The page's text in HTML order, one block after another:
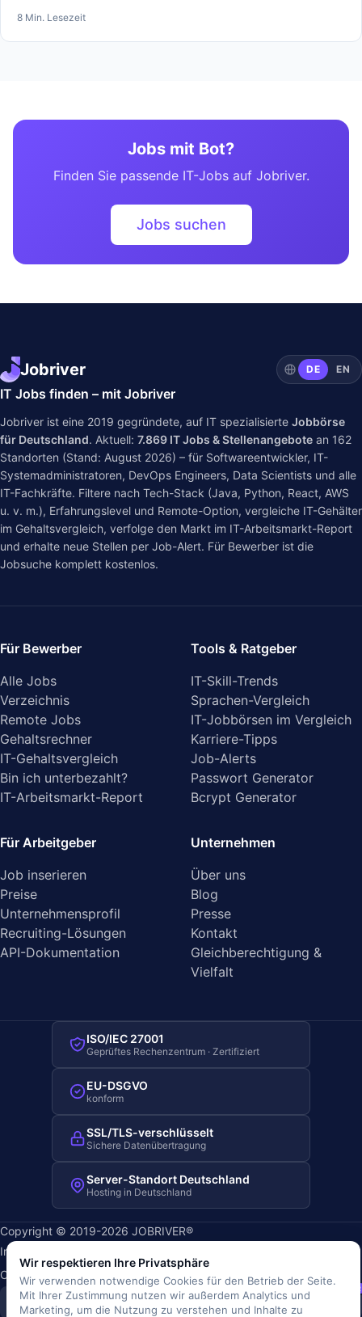
8 Min. Lesezeit
Jobs mit Bot?
Finden Sie passende IT-Jobs auf Jobriver.
Jobs suchen
Jobriver DE EN
IT Jobs finden – mit Jobriver
Jobriver ist eine 2019 gegründete, auf IT spezialisierte Jobbörse
für Deutschland. Aktuell: 7.869 IT Jobs & Stellenangebote an 162
Standorten (Stand: August 2026) – für Softwareentwickler, IT-
Systemadministratoren, DevOps Engineers, Data Scientists und alle
IT-Fachkräfte. Filtere nach Tech-Stack (Java, Python, React, AWS
u. v. m.), Erfahrungslevel und Remote-Option, vergleiche IT-Gehälter
im Gehaltsvergleich, verfolge den Markt im IT-Arbeitsmarkt-Report
und erhalte neue Stellen per Job-Alert. Für Bewerber ist die
Jobsuche komplett kostenlos.
Für Bewerber
Alle Jobs
Verzeichnis
Remote Jobs
Gehaltsrechner
IT-Gehaltsvergleich
Bin ich unterbezahlt?
IT-Arbeitsmarkt-Report
Tools & Ratgeber
IT-Skill-Trends
Sprachen-Vergleich
IT-Jobbörsen im Vergleich
Karriere-Tipps
Job-Alerts
Passwort Generator
Bcrypt Generator
Für Arbeitgeber
Job inserieren
Preise
Unternehmensprofil
Recruiting-Lösungen
API-Dokumentation
Unternehmen
Über uns
Blog
Presse
Kontakt
Gleichberechtigung &
Vielfalt
ISO/IEC 27001
Geprüftes Rechenzentrum · Zertifiziert
EU-DSGVO
konform
SSL/TLS-verschlüsselt
Sichere Datenübertragung
Server-Standort Deutschland
Hosting in Deutschland
Copyright © 2019-2026 JOBRIVER®
Impressum
Cookie-Richtlinie
Cookie-Einstellungen
JR
Wir respektieren Ihre Privatsphäre
Wir verwenden notwendige Cookies für den Betrieb der Seite.
Mit Ihrer Zustimmung nutzen wir außerdem Analytics und
Marketing, um die Nutzung zu verstehen und Inhalte zu